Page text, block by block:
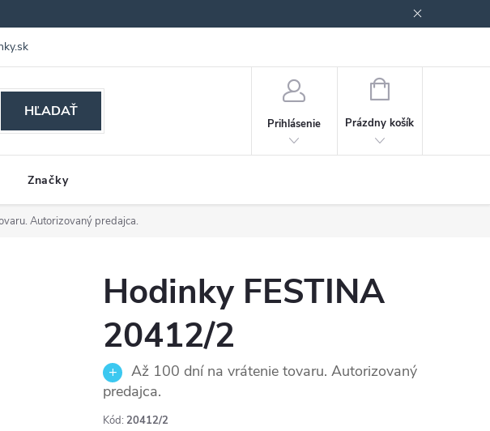
Obchodné podmienky
HĽADAŤ
Prihlásenie
NÁKUPNÝ
Prázdny košík
Značky
Autorizovaný predajca.
Hodinky FESTINA
20412/2
Až 100 dní na vrátenie tovaru. Autorizovaný
predajca.
Kód: 20412/2